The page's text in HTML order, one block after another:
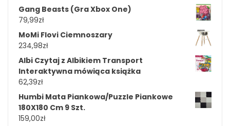
Gang Beasts (Gra Xbox One)
79,99zł
MoMi Flovi Ciemnoszary
234,98zł
Albi Czytaj z Albikiem Transport
Interaktywna mówiąca książka
62,39zł
Humbi Mata Piankowa/Puzzle Piankowe
180X180 Cm 9 Szt.
159,00zł